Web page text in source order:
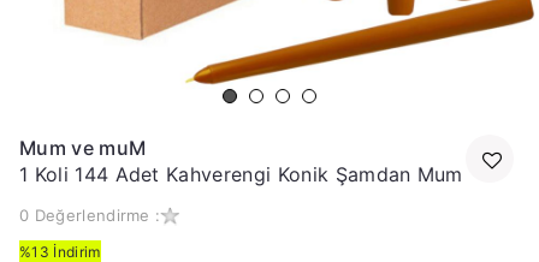
Mum ve muM
1 Koli 144 Adet Kahverengi Konik Şamdan Mum
0 Değerlendirme :
%13 İndirim